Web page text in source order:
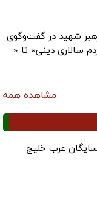
شهید در گفت‌وگوی
سالاری دینی» تا «
مشاهده همه
عرب خلیج